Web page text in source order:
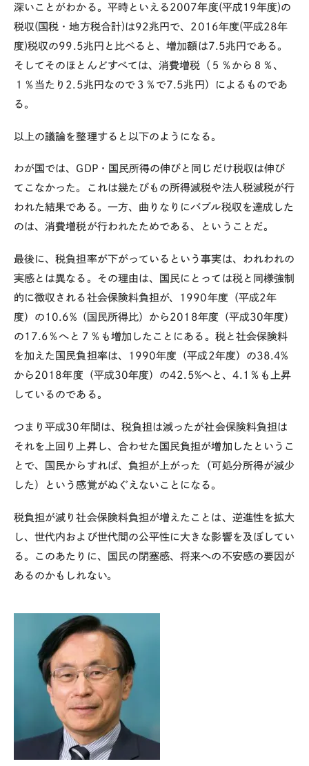
深いことがわかる。平時といえる 2007年度(平成19年度)の
税収( 国税・地方税合計)は92兆円で、 2016年度(平成28年
度)税収の99.5兆円と比べると、増加額は7.5兆円である。
そしてそのほとんどすべては、消費増税（５％から８％、
１％当たり 2.5兆円なので３％で7.5兆円）によるものであ
る。
以上の議論を整理すると以下のようになる。
わが国では、 GDP・国民所得の伸びと同じだけ税収は伸び
てこなかった。これは幾たびもの所得減税や法人税減税が行
われた結果である。一方、曲りなりにバブル税収を達成した
のは、消費増税が行われたためである、ということだ。
最後に、税負担率が下がっているという事実は、われわれの
実感とは異なる。その理由は、国民にとっては税と同様強制
的に徴収される社会保険料負担が、
1990年度（平成2年
度）の 10.6%（国民所得比）から 2018年度（平成30年度）
の 17.6 ％へと７％も増加したことにある。税と社会保険料
を加えた国民負担率は、
1990年度（平成2年度）の38.4%
から 2018年度（平成30年度）の42.5%へと、 4.1 ％も上昇
しているのである。
つまり平成30年間は、税負担は減ったが社会保険料負担は
それを上回り上昇し、合わせた国民負担が増加したというこ
とで、国民からすれば、負担が上がった（可処分所得が減少
した）という感覚がぬぐえないことになる。
税負担が減り社会保険料負担が増えたことは、逆進性を拡大
し、世代内および世代間の公平性に大きな影響を及ぼしてい
る。このあたりに、国民の閉塞感、将来への不安感の要因が
あるのかもしれない。